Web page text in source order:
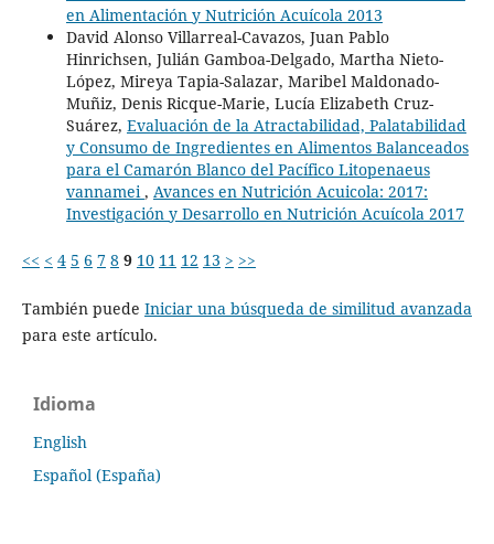
en Alimentación y Nutrición Acuícola 2013
David Alonso Villarreal-Cavazos, Juan Pablo
Hinrichsen, Julián Gamboa-Delgado, Martha Nieto-
López, Mireya Tapia-Salazar, Maribel Maldonado-
Muñiz, Denis Ricque-Marie, Lucía Elizabeth Cruz-
Suárez, Evaluación de la Atractabilidad, Palatabilidad
y Consumo de Ingredientes en Alimentos Balanceados
para el Camarón Blanco del Pacífico Litopenaeus
vannamei , Avances en Nutrición Acuicola: 2017:
Investigación y Desarrollo en Nutrición Acuícola 2017
<< < 4 5 6 7 8 9 10 11 12 13 > >>
También puede Iniciar una búsqueda de similitud avanzada
para este artículo.
Idioma
English
Español (España)